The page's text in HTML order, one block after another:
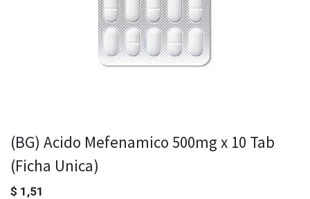
(BG) Acido Mefenamico 500mg x 10 Tab
(Ficha Unica)
$ 1,51